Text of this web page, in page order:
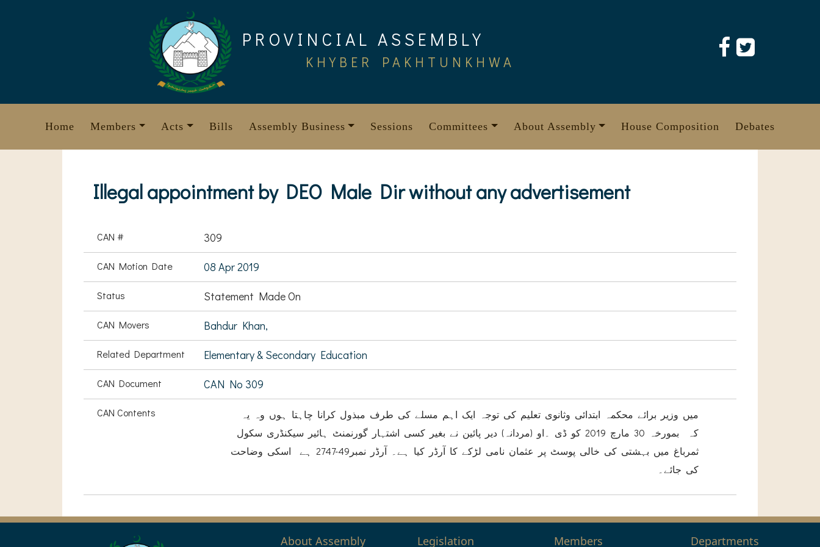
PROVINCIAL ASSEMBLY
KHYBER PAKHTUNKHWA
Home Members Acts Bills Assembly Business Sessions Committees About Assembly House Composition Debates
Illegal appointment by DEO Male Dir without any advertisement
CAN # 309
CAN Motion Date 08 Apr 2019
Status Statement Made On
CAN Movers Bahdur Khan,
Related Department Elementary & Secondary Education
CAN Document CAN No 309
CAN Contents
میں وزیر برائے محکمہ ابتدائی وثانوی تعلیم کی توجہ ایک اہم مسلے کی طرف مبذول کرانا چاہتا ہوں وہ یہ
کہ بمورخہ 30 مارچ 2019 کو ڈی ۔او (مردانہ) دیر پائین نے بغیر کسی اشتہار گورنمنٹ ہائیر سیکنڈری سکول
ثمرباغ میں بہشتی کی خالی پوسٹ پر عثمان نامی لڑکے کا آرڈر کیا ہے۔ آرڈر نمبر49-2747 ہے اسکی وضاحت
کی جائے۔
About Assembly Legislation Members Departments